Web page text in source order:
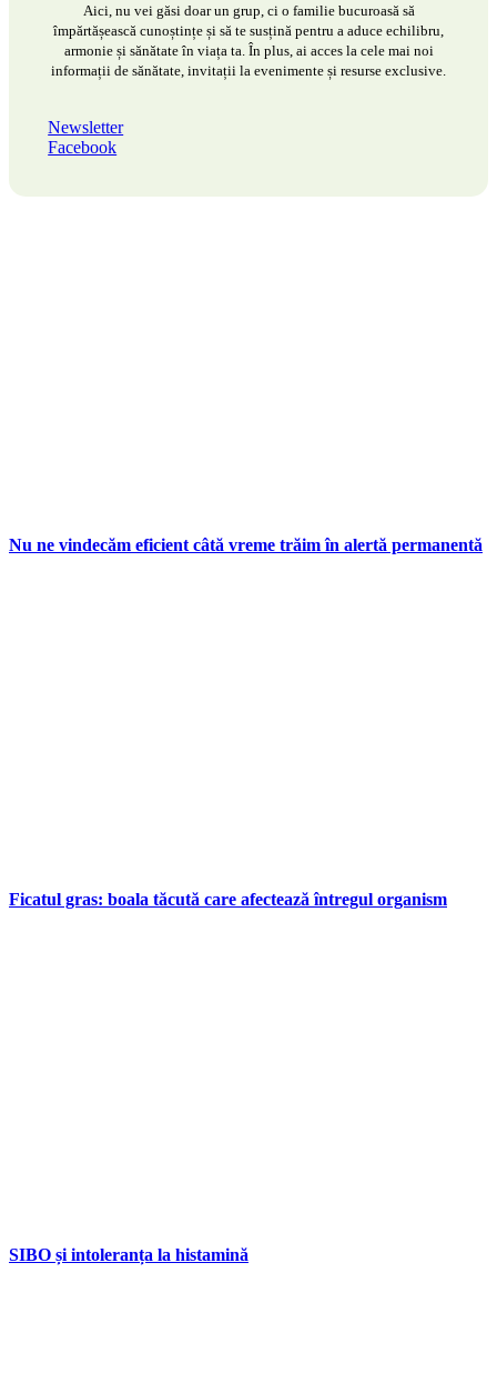
Aici, nu vei găsi doar un grup, ci o familie bucuroasă să
împărtășească cunoștințe și să te susțină pentru a aduce echilibru,
armonie și sănătate în viața ta. În plus, ai acces la cele mai noi
informații de sănătate, invitații la evenimente și resurse exclusive.
Newsletter
Facebook
Nu ne vindecăm eficient câtă vreme trăim în alertă permanentă
Ficatul gras: boala tăcută care afectează întregul organism
SIBO și intoleranța la histamină